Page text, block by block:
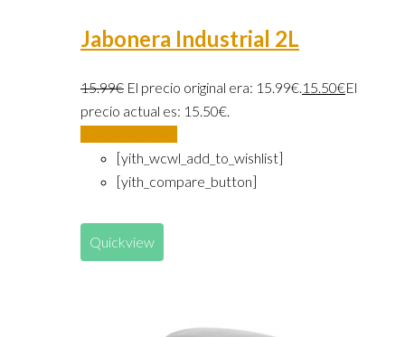
Jabonera Industrial 2L
15.99€ El precio original era: 15.99€.15.50€El
precio actual es: 15.50€.
[yith_wcwl_add_to_wishlist]
[yith_compare_button]
Quickview